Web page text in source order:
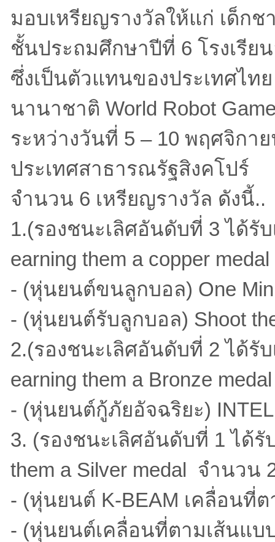
มอบเหรียญรางวัลให้แก่ เด็ก
ชั้นประถมศึกษาปีที่ 6 โรงเรีย
ซึ่งเป็นตัวแทนของประเทศไ
นานาชาติ World Robot
ระหว่างวันที่ 5 – 10 พฤศจิกา
ประเทศสาธารณรัฐสิงคโปร์
จำนวน 6 เหรียญรางวัล ดังนี้..
1.(รองชนะเลิศอันดับที่ 3 ได้รั
earning them a copper
- (หุ่นยนต์ขนลูกบอล) One
- (หุ่นยนต์รับลูกบอล) Shoot
2.(รองชนะเลิศอันดับที่ 2 ได้รั
earning them a Bronze
- (หุ่นยนต์กู้ภัยอัจฉริยะ)
3. (รองชนะเลิศอันดับที่ 1 ได้รั
them a Silver medal จำนวน
- (หุ่นยนต์ K-BEAM เคลื่อนที่ต
- (หุ่นยนต์เคลื่อนที่ตามเส้นแบ